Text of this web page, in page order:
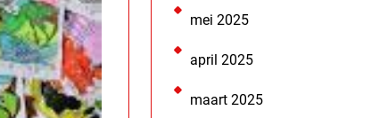
mei 2025
april 2025
maart 2025